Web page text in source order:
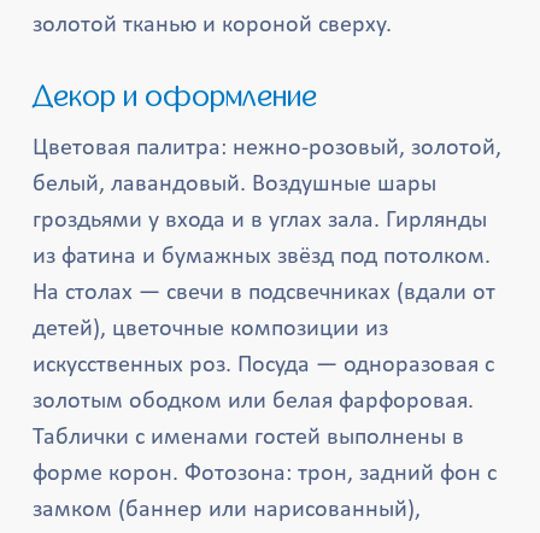
золотой тканью и короной сверху.
Декор и оформление
Цветовая палитра: нежно-розовый, золотой,
белый, лавандовый. Воздушные шары
гроздьями у входа и в углах зала. Гирлянды
из фатина и бумажных звёзд под потолком.
На столах — свечи в подсвечниках (вдали от
детей), цветочные композиции из
искусственных роз. Посуда — одноразовая с
золотым ободком или белая фарфоровая.
Таблички с именами гостей выполнены в
форме корон. Фотозона: трон, задний фон с
замком (баннер или нарисованный),